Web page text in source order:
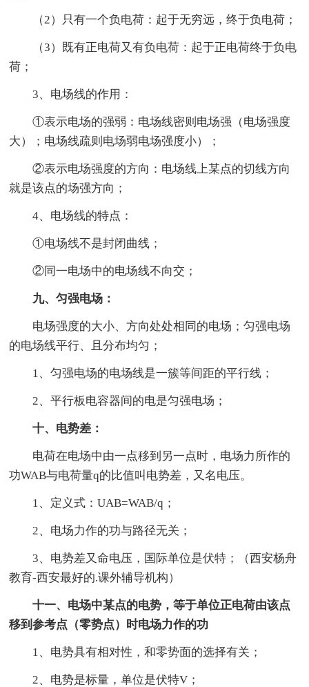
（2）只有一个负电荷：起于无穷远，终于负电荷；
（3）既有正电荷又有负电荷：起于正电荷终于负电
荷；
3、电场线的作用：
①表示电场的强弱：电场线密则电场强（电场强度
大）；电场线疏则电场弱电场强度小）；
②表示电场强度的方向：电场线上某点的切线方向
就是该点的场强方向；
4、电场线的特点：
①电场线不是封闭曲线；
②同一电场中的电场线不向交；
九、匀强电场：
电场强度的大小、方向处处相同的电场；匀强电场
的电场线平行、且分布均匀；
1、匀强电场的电场线是一簇等间距的平行线；
2、平行板电容器间的电是匀强电场；
十、电势差：
电荷在电场中由一点移到另一点时，电场力所作的
功WAB与电荷量q的比值叫电势差，又名电压。
1、定义式：UAB=WAB/q；
2、电场力作的功与路径无关；
3、电势差又命电压，国际单位是伏特；（西安杨舟
教育-西安最好的.课外辅导机构）
十一、电场中某点的电势，等于单位正电荷由该点
移到参考点（零势点）时电场力作的功
1、电势具有相对性，和零势面的选择有关；
2、电势是标量，单位是伏特V；